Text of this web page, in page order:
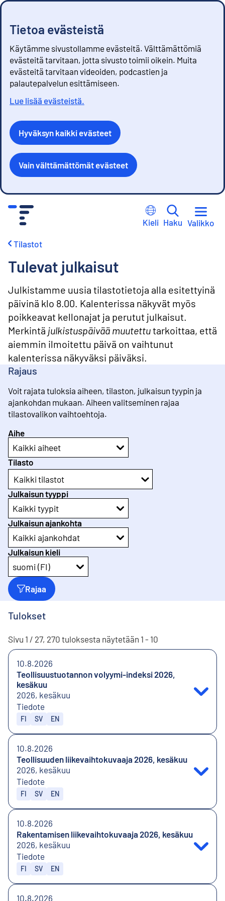
Tietoa evästeistä
Käytämme sivustollamme evästeitä. Välttämättömiä
evästeitä tarvitaan, jotta sivusto toimii oikein. Muita
evästeitä tarvitaan videoiden, podcastien ja
palautepalvelun esittämiseen.
Lue lisää evästeistä.
Hyväksyn kaikki evästeet
Vain välttämättömät evästeet
Kieli Haku Valikko
Tilastot
Tulevat julkaisut
Julkistamme uusia tilastotietoja alla esitettyinä
päivinä klo 8.00. Kalenterissa näkyvät myös
poikkeavat kellonajat ja perutut julkaisut.
Merkintä julkistuspäivää muutettutarkoittaa, että
aiemmin ilmoitettu päivä on vaihtunut
kalenterissa näkyväksi päiväksi.
Rajaus
Voit rajata tuloksia aiheen, tilaston, julkaisun tyypin ja
ajankohdan mukaan. Aiheen valitseminen rajaa
tilastovalikon vaihtoehtoja.
Aihe
Kaikki aiheet
Tilasto
Kaikki tilastot
Julkaisun tyyppi
Kaikki tyypit
Julkaisun ajankohta
Kaikki ajankohdat
Julkaisun kieli
suomi (FI)
Rajaa
Tulokset
Sivu 1 / 27, 270 tuloksesta näytetään 1 - 10
10.8.2026
Teollisuustuotannon volyymi-indeksi 2026,
kesäkuu
2026, kesäkuu
Tiedote
Julkaistaan kielillä
FI SV EN
10.8.2026
Teollisuuden liikevaihtokuvaaja 2026, kesäkuu
2026, kesäkuu
Tiedote
Julkaistaan kielillä
FI SV EN
10.8.2026
Rakentamisen liikevaihtokuvaaja 2026, kesäkuu
2026, kesäkuu
Tiedote
Julkaistaan kielillä
FI SV EN
10.8.2026